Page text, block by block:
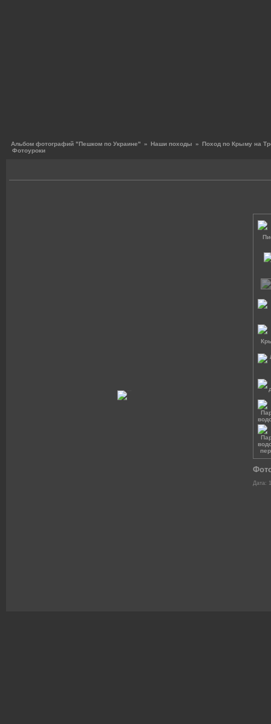
Альбом фотографий "Пешком по Украине" » Наши походы » Поход по Крыму на
Фотоуроки
Дата: